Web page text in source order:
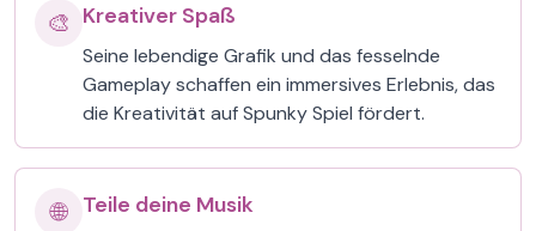
🎨 Kreativer Spaß
Seine lebendige Grafik und das fesselnde
Gameplay schaffen ein immersives Erlebnis, das
die Kreativität auf Spunky Spiel fördert.
🌐 Teile deine Musik